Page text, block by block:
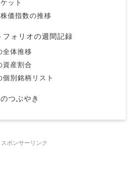
ット
価指数の推移
フォリオの週間記録
全体推移
資産割合
個別銘柄リスト
つぶやき
スポンサーリンク